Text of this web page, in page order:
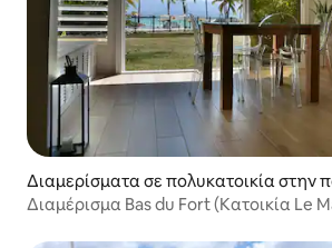
Διαμερίσματα σε πολυκατοικία στην
ointe-à-Pitre
Διαμέρισμα Bas du Fort (Κατοικία Le